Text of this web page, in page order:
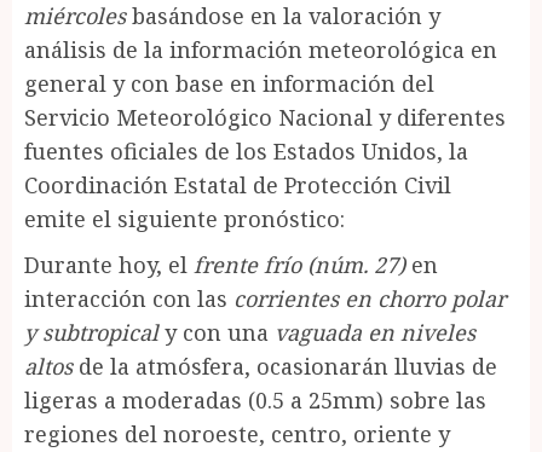
miércolesbasándose en la valoración y
análisis de la información meteorológica en
general y con base en información del
Servicio Meteorológico Nacional y diferentes
fuentes oficiales de los Estados Unidos, la
Coordinación Estatal de Protección Civil
emite el siguiente pronóstico:
Durante hoy, el frente frío (núm. 27)en
interacción con las corrientes en chorro polar
y subtropicaly con una vaguada en niveles
altosde la atmósfera, ocasionarán lluvias de
ligeras a moderadas (0.5 a 25mm) sobre las
regiones del noroeste, centro, oriente y